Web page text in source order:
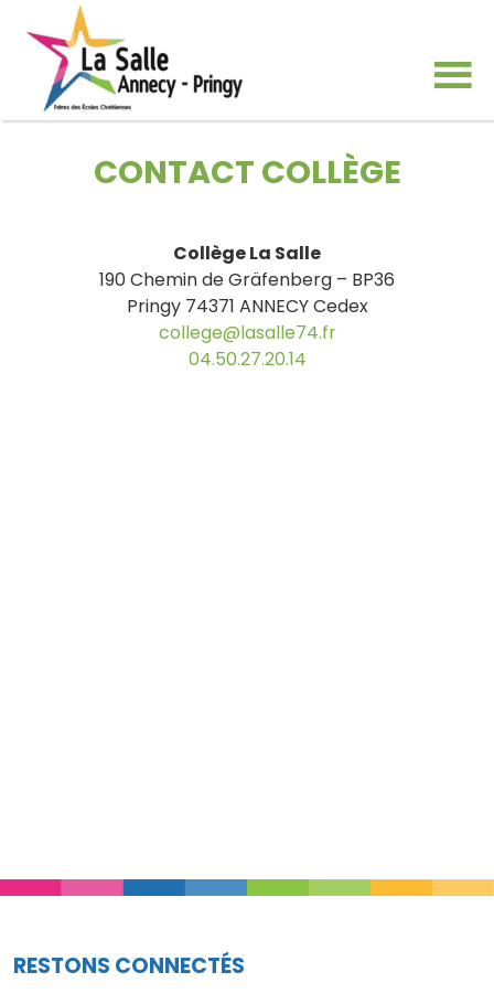
CONTACT COLLÈGE
Collège La Salle
190 Chemin de Gräfenberg – BP36
Pringy 74371 ANNECY Cedex
college@lasalle74.fr
04.50.27.20.14
RESTONS CONNECTÉS